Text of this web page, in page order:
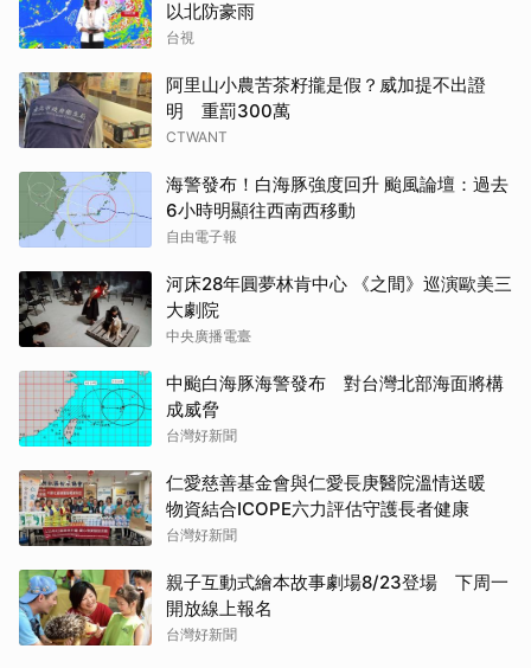
以北防豪雨
台視
阿里山小農苦茶籽攏是假？威加提不出證
明 重罰300萬
CTWANT
海警發布！白海豚強度回升 颱風論壇：過去
6小時明顯往西南西移動
自由電子報
河床28年圓夢林肯中心 《之間》巡演歐美三
大劇院
中央廣播電臺
中颱白海豚海警發布 對台灣北部海面將構
成威脅
台灣好新聞
仁愛慈善基金會與仁愛長庚醫院溫情送暖
物資結合ICOPE六力評估守護長者健康
台灣好新聞
親子互動式繪本故事劇場8/23登場 下周一
開放線上報名
台灣好新聞